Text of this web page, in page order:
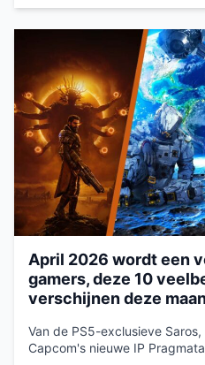
April 2026 wordt een
gamers, deze 10
verschijnen deze
Van de PS5-exclusieve
Capcom's nieuwe IP